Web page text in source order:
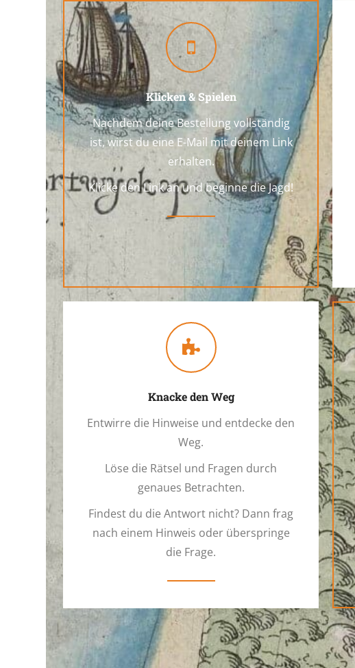
Klicken & Spielen
Nachdem deine Bestellung vollständig
ist, wirst du eine E-Mail mit deinem Link
erhalten.
Klicke den Link an und beginne die Jagd!
Knacke den Weg
Entwirre die Hinweise und entdecke den
Weg.
Löse die Rätsel und Fragen durch
genaues Betrachten.
Findest du die Antwort nicht? Dann frag
nach einem Hinweis oder überspringe
die Frage.